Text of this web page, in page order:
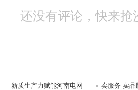
还没有评论，快来抢
新质生产力赋能河南电网
卖服务 卖品